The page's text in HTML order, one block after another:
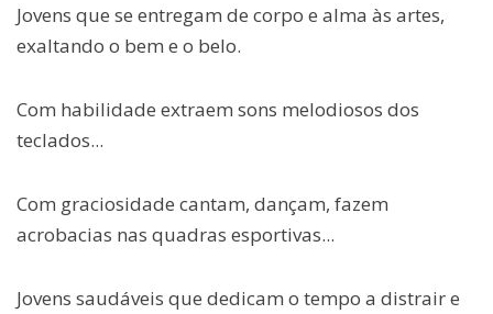
Jovens que se entregam de corpo e alma às artes,
exaltando o bem e o belo.
Com habilidade extraem sons melodiosos dos
teclados...
Com graciosidade cantam, dançam, fazem
acrobacias nas quadras esportivas...
Jovens saudáveis que dedicam o tempo a distrair e